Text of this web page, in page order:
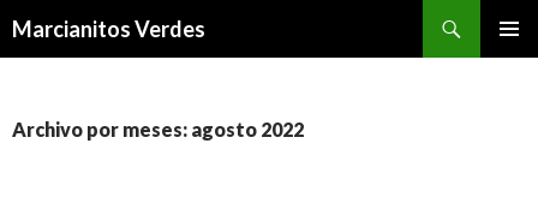
Marcianitos Verdes
Archivo por meses: agosto 2022